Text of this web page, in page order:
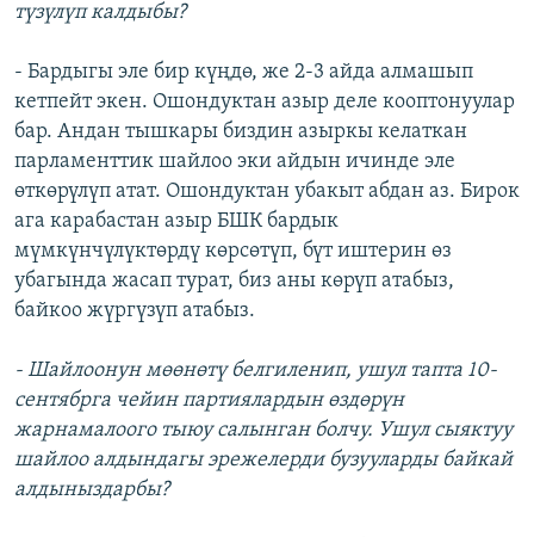
түзүлүп калдыбы?
- Бардыгы эле бир күңдө, же 2-3 айда алмашып
кетпейт экен. Ошондуктан азыр деле кооптонуулар
бар. Андан тышкары биздин азыркы келаткан
парламенттик шайлоо эки айдын ичинде эле
өткөрүлүп атат. Ошондуктан убакыт абдан аз. Бирок
ага карабастан азыр БШК бардык
мүмкүнчүлүктөрдү көрсөтүп, бүт иштерин өз
убагында жасап турат, биз аны көрүп атабыз,
байкоо жүргүзүп атабыз.
- Шайлоонун мөөнөтү белгиленип, ушул тапта 10-
сентябрга чейин партиялардын өздөрүн
жарнамалоого тыюу салынган болчу. Ушул сыяктуу
шайлоо алдындагы эрежелерди бузууларды байкай
алдыныздарбы?